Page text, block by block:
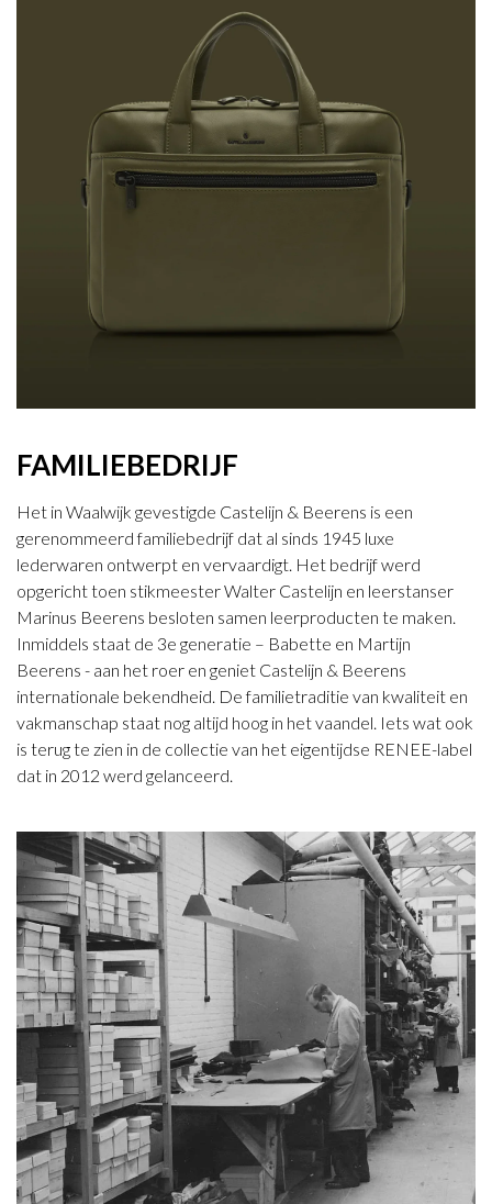
FAMILIEBEDRIJF
Het in Waalwijk gevestigde Castelijn & Beerens is een
gerenommeerd familiebedrijf dat al sinds 1945 luxe
lederwaren ontwerpt en vervaardigt. Het bedrijf werd
opgericht toen stikmeester Walter Castelijn en leerstanser
Marinus Beerens besloten samen leerproducten te maken.
Inmiddels staat de 3e generatie – Babette en Martijn
Beerens - aan het roer en geniet Castelijn & Beerens
internationale bekendheid. De familietraditie van kwaliteit en
vakmanschap staat nog altijd hoog in het vaandel. Iets wat ook
is terug te zien in de collectie van het eigentijdse RENEE-label
dat in 2012 werd gelanceerd.